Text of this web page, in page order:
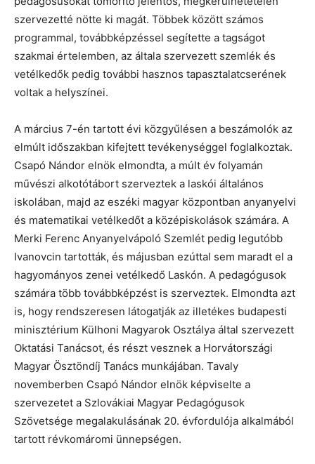
szervezetté nötte ki magát. Többek között számos
programmal, továbbképzéssel segítette a tagságot
szakmai értelemben, az általa szervezett szemlék és
vetélkedők pedig további hasznos tapasztalatcserének
voltak a helyszínei.
A március 7-én tartott évi közgyűlésen a beszámolók az
elmúlt időszakban kifejtett tevékenységgel foglalkoztak.
Csapó Nándor elnök elmondta, a múlt év folyamán
művészi alkotótábort szerveztek a laskói általános
iskolában, majd az eszéki magyar központban anyanyelvi
és matematikai vetélkedőt a középiskolások számára. A
Merki Ferenc Anyanyelvápoló Szemlét pedig legutóbb
Ivanovcin tartották, és májusban ezúttal sem maradt el a
hagyományos zenei vetélkedő Laskón. A pedagógusok
számára több továbbképzést is szerveztek. Elmondta azt
is, hogy rendszeresen látogatják az illetékes budapesti
minisztérium Külhoni Magyarok Osztálya által szervezett
Oktatási Tanácsot, és részt vesznek a Horvátországi
Magyar Ösztöndíj Tanács munkájában. Tavaly
novemberben Csapó Nándor elnök képviselte a
szervezetet a Szlovákiai Magyar Pedagógusok
Szövetsége megalakulásának 20. évfordulója alkalmából
tartott révkomáromi ünnepségen.